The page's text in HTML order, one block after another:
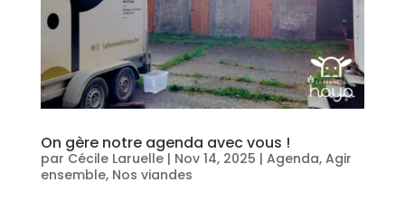
On gère notre agenda avec vous !
par Cécile Laruelle| Nov 14, 2025 | Agenda, Agir
ensemble, Nos viandes